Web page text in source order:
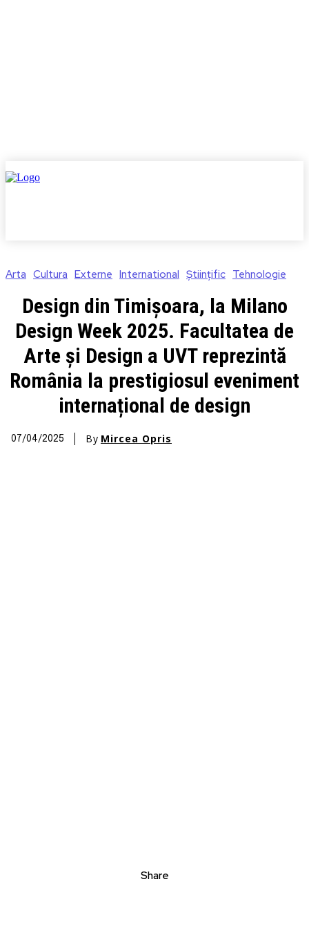
Arta Cultura Externe International Științific Tehnologie
Design din Timișoara, la Milano
Design Week 2025. Facultatea de
Arte și Design a UVT reprezintă
România la prestigiosul eveniment
internațional de design
07/04/2025 By Mircea Opris
Share